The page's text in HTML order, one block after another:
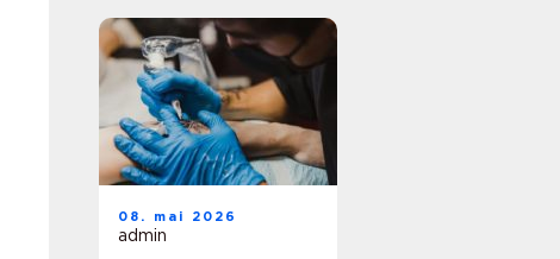
08. mai 2026
admin